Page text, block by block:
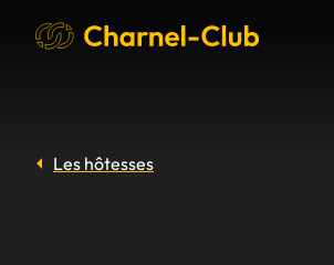
Les hôtesses